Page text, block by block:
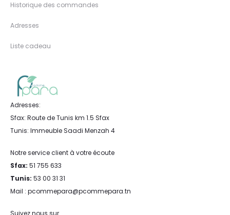
Historique des commandes
Adresses
Liste cadeau
Adresses:
Sfax: Route de Tunis km 1.5 Sfax
Tunis: Immeuble Saadi Menzah 4
Notre service client à votre écoute
Sfax: 51 755 633
Tunis: 53 00 31 31
Mail : pcommepara@pcommepara.tn
Suivez nous sur